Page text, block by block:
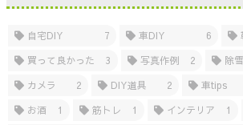
自宅DIY 7 車DIY 6
買って良かった
3 写真作例 2 除
カメラ
2 DIY道具 2 車tips
お酒
1 筋トレ 1 インテリア 1